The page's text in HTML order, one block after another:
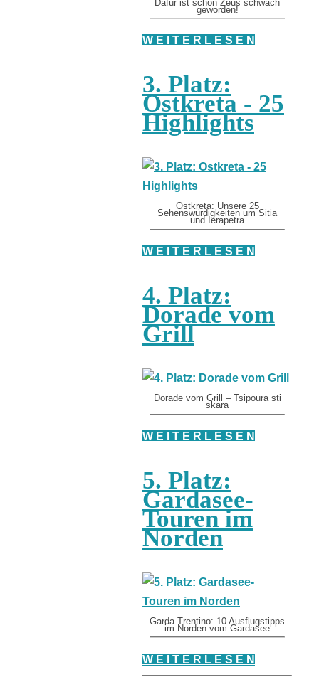
Dafür ist schon Zeus schwach
geworden!
W E I T E R L E S E N
3. Platz:
Ostkreta - 25
Highlights
Ostkreta: Unsere 25
Sehenswürdigkeiten um Sitia
und Ierapetra
W E I T E R L E S E N
4. Platz:
Dorade vom
Grill
Dorade vom Grill – Tsipoura sti
skara
W E I T E R L E S E N
5. Platz:
Gardasee-
Touren im
Norden
Garda Trentino: 10 Ausflugstipps
im Norden vom Gardasee
W E I T E R L E S E N